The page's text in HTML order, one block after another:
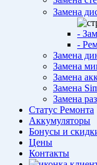
Замена
-
-
Замена
Замена
Замена
Замена
Замена
Статус Ремонта
Аккумуляторы
Бонусы и
Цены
Контакты